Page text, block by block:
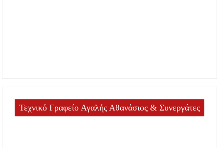
Τεχνικό Γραφείο Αγαλής Αθανάσιος & Συνεργάτες